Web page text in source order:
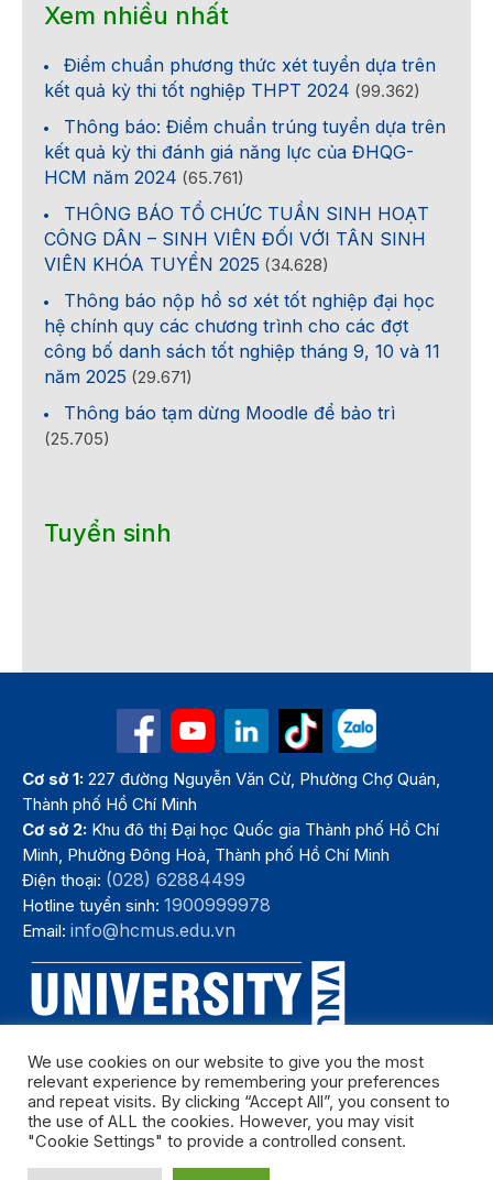
Xem nhiều nhất
Điểm chuẩn phương thức xét tuyển dựa trên
kết quả kỳ thi tốt nghiệp THPT 2024 (99.362)
Thông báo: Điểm chuẩn trúng tuyển dựa trên
kết quả kỳ thi đánh giá năng lực của ĐHQG-
HCM năm 2024 (65.761)
THÔNG BÁO TỔ CHỨC TUẦN SINH HOẠT
CÔNG DÂN – SINH VIÊN ĐỐI VỚI TÂN SINH
VIÊN KHÓA TUYỂN 2025 (34.628)
Thông báo nộp hồ sơ xét tốt nghiệp đại học
hệ chính quy các chương trình cho các đợt
công bố danh sách tốt nghiệp tháng 9, 10 và 11
năm 2025 (29.671)
Thông báo tạm dừng Moodle để bảo trì
(25.705)
Tuyển sinh
Cơ sở 1: 227 đường Nguyễn Văn Cừ, Phường Chợ Quán,
Thành phố Hồ Chí Minh
Cơ sở 2: Khu đô thị Đại học Quốc gia Thành phố Hồ Chí
Minh, Phường Đông Hoà, Thành phố Hồ Chí Minh
Điện thoại: (028) 62884499
Hotline tuyển sinh:1900999978
Email:info@hcmus.edu.vn
Bản quyền thuộc Trường Đại học Khoa học tự nhiên, Đại học Quốc
We use cookies on our website to give you the most
relevant experience by remembering your preferences
and repeat visits. By clicking “Accept All”, you consent to
the use of ALL the cookies. However, you may visit
"Cookie Settings" to provide a controlled consent.